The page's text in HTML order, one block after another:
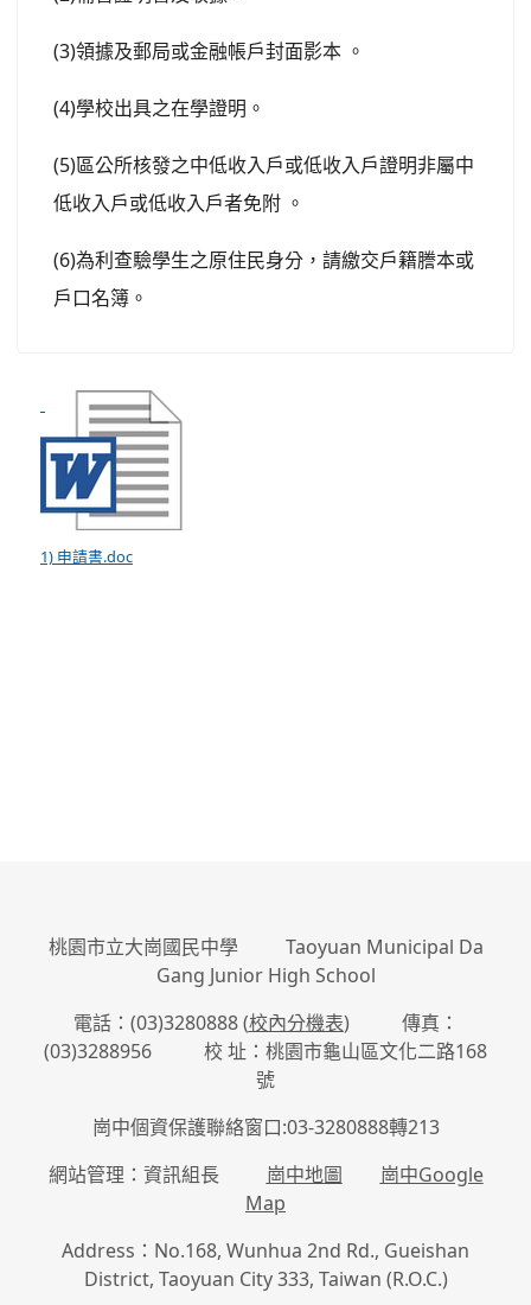
(3)領據及郵局或金融帳戶封面影本 。
(4)學校出具之在學證明。
(5)區公所核發之中低收入戶或低收入戶證明非屬中
低收入戶或低收入戶者免附 。
(6)為利查驗學生之原住民身分，請繳交戶籍謄本或
戶口名簿。
1) 申請書.doc
桃園市立大崗國民中學 Taoyuan Municipal Da
Gang Junior High School
電話：(03)3280888 (校內分機表) 傳真：
(03)3288956 校 址：桃園市龜山區文化二路168
號
崗中個資保護聯絡窗口:03-3280888轉213
網站管理：資訊組長 崗中地圖
崗中Google
Map
Address：No.168, Wunhua 2nd Rd., Gueishan
District, Taoyuan City 333, Taiwan (R.O.C.)